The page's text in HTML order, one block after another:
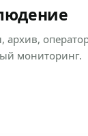
архив,
мониторинг.